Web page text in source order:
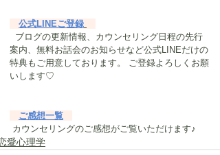
公式LINEご登録
案内、無料お話会のお知らせなど公式LINEだけの
特典もご用意しております。 ご登録よろしくお願
いします♡
ご感想一覧
カウンセリングのご感想がご覧いただけます♪
愛心理学